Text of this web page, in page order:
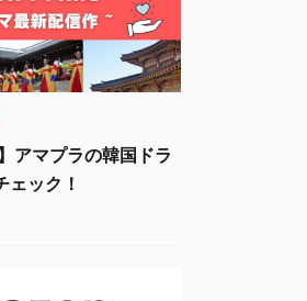
アマプラの韓国ドラ
ェック！